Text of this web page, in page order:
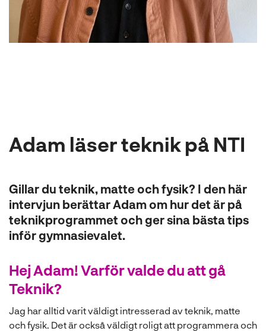
Adam läser teknik på NTI
Gillar du teknik, matte och fysik? I den här
intervjun berättar Adam om hur det är på
teknikprogrammet och ger sina bästa tips
inför gymnasievalet.
Hej Adam! Varför valde du att gå
Teknik?
Jag har alltid varit väldigt intresserad av teknik, matte
och fysik. Det är också väldigt roligt att programmera och